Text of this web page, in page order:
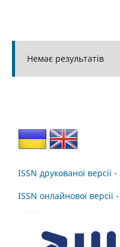
Немає результатів
ISSN друкованої версії
ISSN онлайнової версії